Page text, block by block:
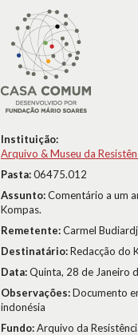
Instituição:
Arquivo & Museu da
Pasta:06475.012
Assunto:Comentário a um
Kompas.
Remetente:Carmel
Destinatário:Redacção do
Data:Quinta, 28 de Janeiro
Observações:Documento
indonésia
Fundo:Arquivo da